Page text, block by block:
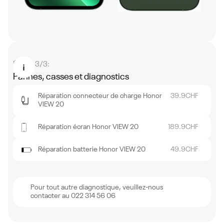
Étape 3/3:
Pannes, casses et diagnostics
Réparation connecteur de charge Honor
VIEW 20
39.9CHF
Réparation écran Honor VIEW 20 189.9CHF
Réparation batterie Honor VIEW 20 49.9CHF
Pour tout autre diagnostique, veuillez-nous
contacter au 022 314 56 06